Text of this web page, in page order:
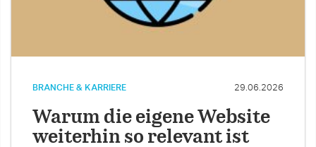
BRANCHE & KARRIERE 29.06.2026
Warum die eigene Website
weiterhin so relevant ist